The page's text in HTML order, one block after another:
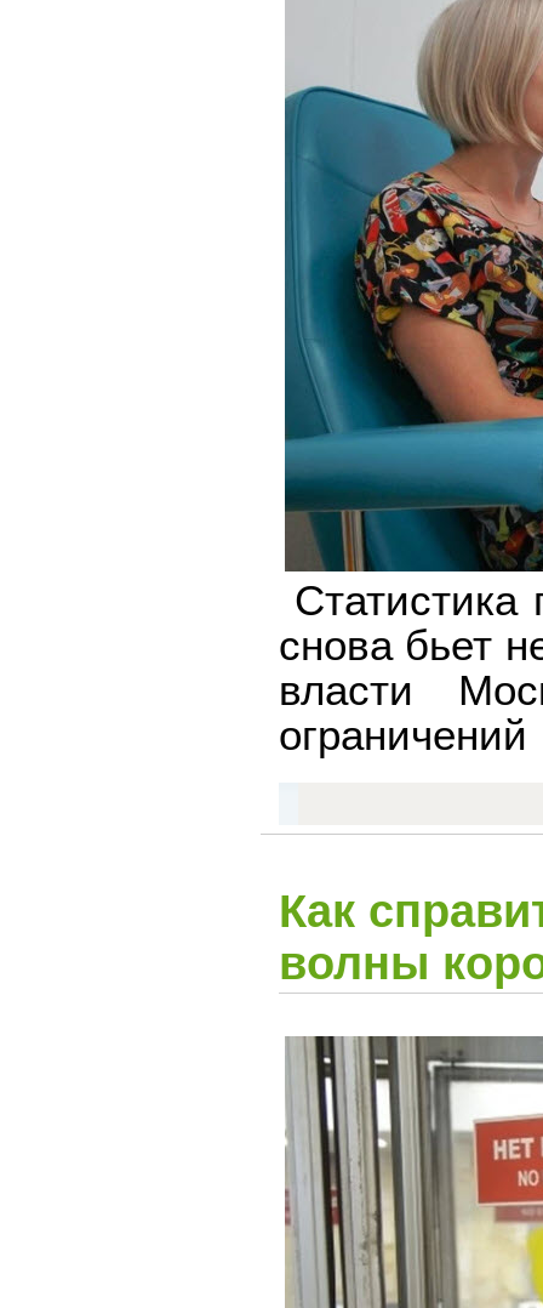
снова бьет
власти
ограничений
Как
волны